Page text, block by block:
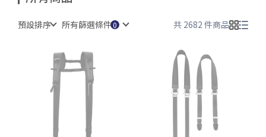
預設排序 所有篩選條件 共 2682 件商品